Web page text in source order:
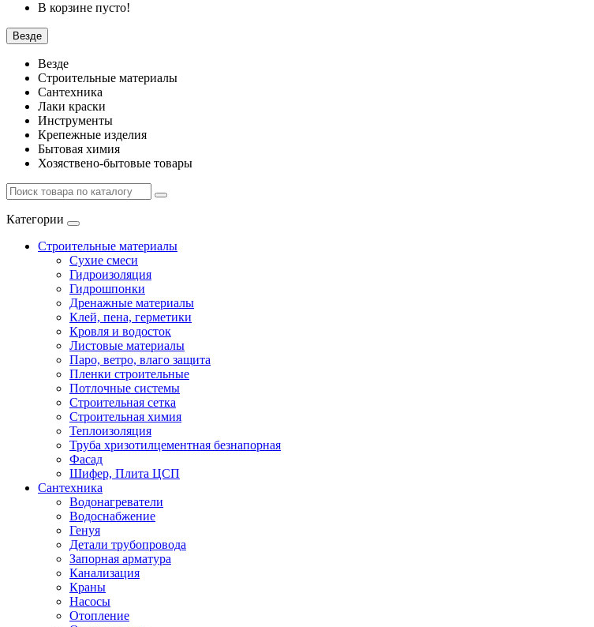
В корзине пусто!
Везде
Везде
Строительные материалы
Сантехника
Лаки краски
Инструменты
Крепежные изделия
Бытовая химия
Хозяствено-бытовые товары
Категории
Строительные материалы
Сухие смеси
Гидроизоляция
Гидрошпонки
Дренажные материалы
Клей, пена, герметики
Кровля и водосток
Листовые материалы
Паро, ветро, влаго защита
Пленки строительные
Потлочные системы
Строительная сетка
Строительная химия
Теплоизоляция
Труба хризотилцементная безнапорная
Фасад
Шифер, Плита ЦСП
Сантехника
Водонагреватели
Водоснабжение
Генуя
Детали трубопровода
Запорная арматура
Канализация
Краны
Насосы
Отопление